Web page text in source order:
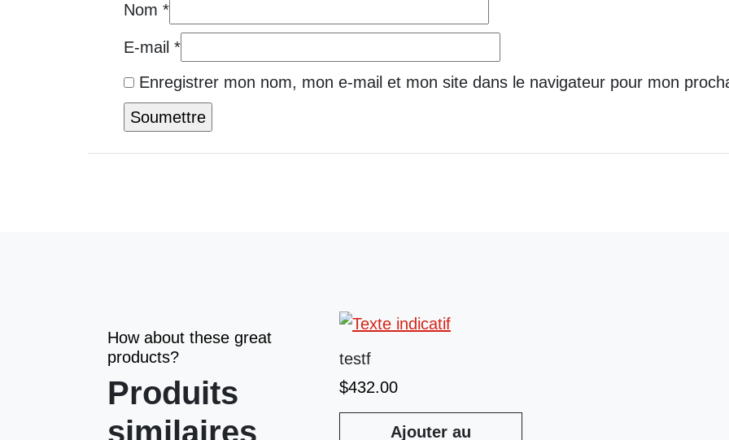
Nom *
E-mail *
Enregistrer mon nom, mon e-mail et mon site dans le navigateur pour mon
How about these great
products?
Produits
similaires
testf
$432.00
Ajouter au